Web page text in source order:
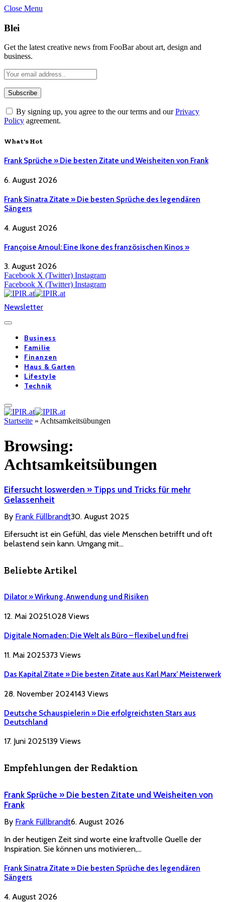
Close Menu
Blei
Get the latest creative news from FooBar about art, design and
business.
By signing up, you agree to the our terms and ourPrivacy
Policy agreement.
What's Hot
Frank Sprüche » Die besten Zitate und Weisheiten von Frank
6. August 2026
Frank Sinatra Zitate » Die besten Sprüche des legendären
Sängers
4. August 2026
Françoise Arnoul: Eine Ikone des französischen Kinos »
3. August 2026
Facebook X (Twitter) Instagram
Facebook X (Twitter) Instagram
Newsletter
Business
Familie
Finanzen
Haus & Garten
Lifestyle
Technik
Startseite » Achtsamkeitsübungen
Browsing:
Achtsamkeitsübungen
Eifersucht loswerden » Tipps und Tricks für mehr
Gelassenheit
By Frank Füllbrandt30. August 2025
Eifersucht ist ein Gefühl, das viele Menschen betrifft und oft
belastend sein kann. Umgang mit…
Beliebte Artikel
Dilator » Wirkung, Anwendung und Risiken
12. Mai 20251.028 Views
Digitale Nomaden: Die Welt als Büro – flexibel und frei
11. Mai 2025373 Views
Das Kapital Zitate » Die besten Zitate aus Karl Marx’ Meisterwerk
28. November 2024143 Views
Deutsche Schauspielerin » Die erfolgreichsten Stars aus
Deutschland
17. Juni 2025139 Views
Empfehlungen der Redaktion
Frank Sprüche » Die besten Zitate und Weisheiten von
Frank
By Frank Füllbrandt6. August 2026
In der heutigen Zeit sind worte eine kraftvolle Quelle der
Inspiration. Sie können uns motivieren,…
Frank Sinatra Zitate » Die besten Sprüche des legendären
Sängers
4. August 2026